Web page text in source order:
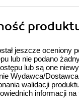
jeszcze oceniony
lub nie podano
lub są one
Wydawca/
walidacji
informacji